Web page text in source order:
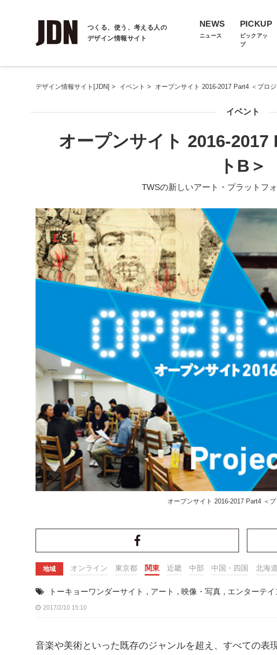
つくる、使う、考える人の
デザイン情報サイト
NEWS
ニュース
PICKUP
ピックアッ
プ
デザイン情報サイト[JDN] > イベント > オープンサイト 2016-2017 Part4 ＜プロ
イベント
オープンサイト 2016-2017
トB＞
TWSの新しいアート・プラットフ
オープンサイト 2016-2017 Part4 ＜
地域 オンライン 東京都 関東 近畿 中部 中国・四国 北海
トーキョーワンダーサイト , アート , 映像・写真 , エンターテイ
2017/2/10 15:10
音楽や美術といった既存のジャンルを超え、すべての表